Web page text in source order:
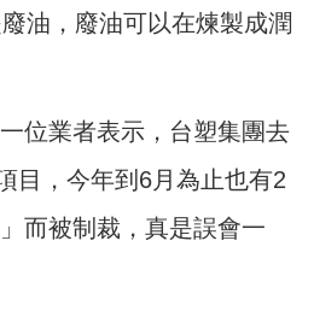
油，廢油可以在煉製成潤
位業者表示，台塑集團去
目，今年到6月為止也有2
而被制裁，真是誤會一